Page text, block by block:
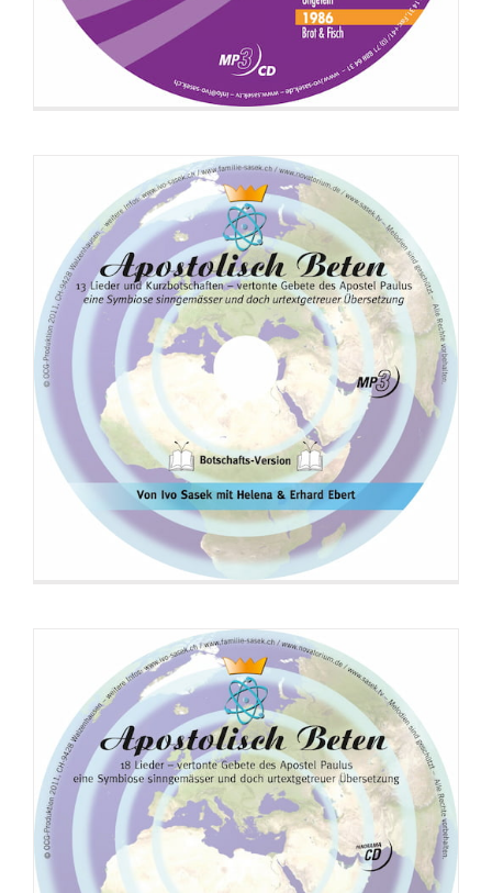
CD: Apostolisch Beten (Liedversion)